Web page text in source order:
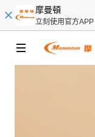
摩曼頓
立刻使用官方APP